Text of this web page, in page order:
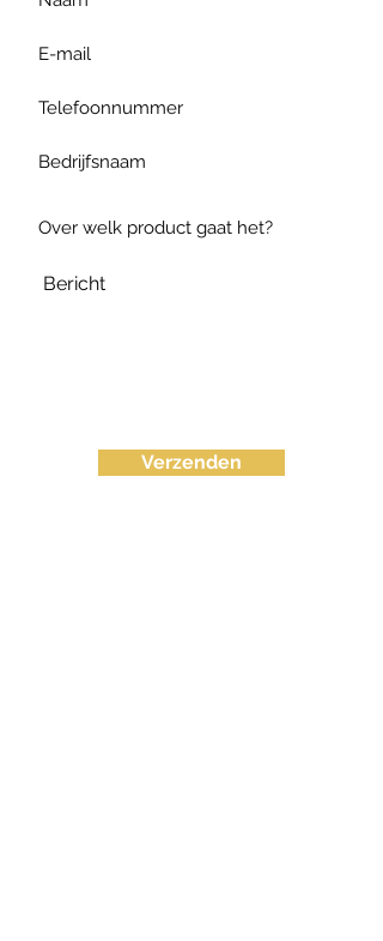
Verzenden